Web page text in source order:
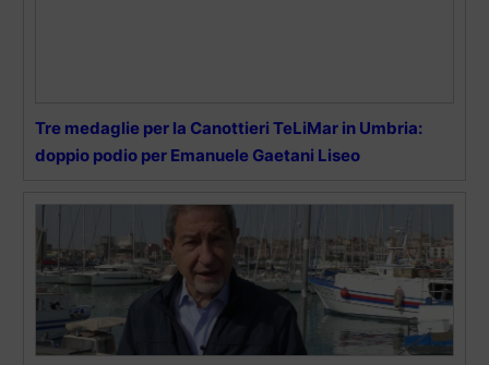
Tre medaglie per la Canottieri TeLiMar in Umbria:
doppio podio per Emanuele Gaetani Liseo